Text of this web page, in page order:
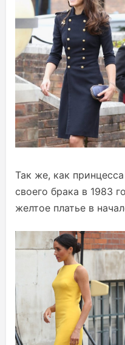
Так же, как
своего брака в 1983
желтое платье в